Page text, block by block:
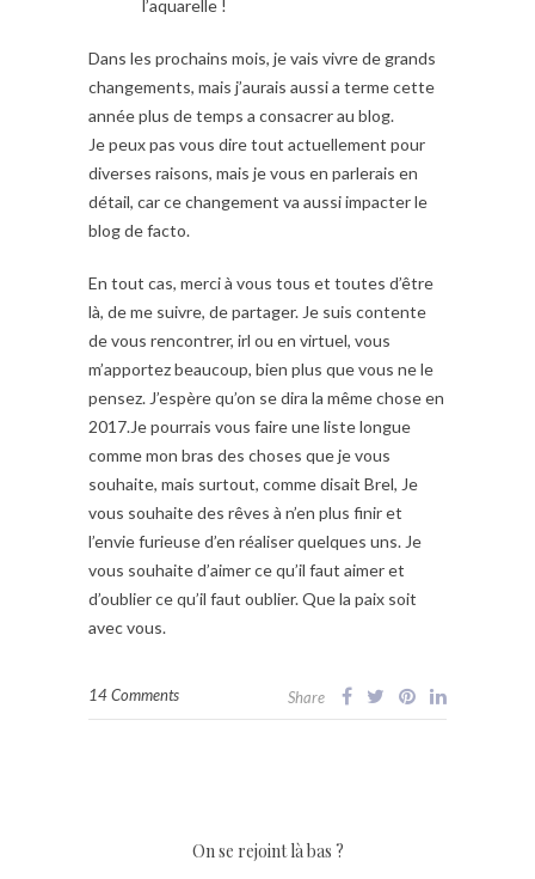
l’aquarelle !
Dans les prochains mois, je vais vivre de grands
changements, mais j’aurais aussi a terme cette
année plus de temps a consacrer au blog.
Je peux pas vous dire tout actuellement pour
diverses raisons, mais je vous en parlerais en
détail, car ce changement va aussi impacter le
blog de facto.
En tout cas, merci à vous tous et toutes d’être
là, de me suivre, de partager. Je suis contente
de vous rencontrer, irl ou en virtuel, vous
m’apportez beaucoup, bien plus que vous ne le
pensez. J’espère qu’on se dira la même chose en
2017.Je pourrais vous faire une liste longue
comme mon bras des choses que je vous
souhaite, mais surtout, comme disait Brel, Je
vous souhaite des rêves à n’en plus finir et
l’envie furieuse d’en réaliser quelques uns. Je
vous souhaite d’aimer ce qu’il faut aimer et
d’oublier ce qu’il faut oublier. Que la paix soit
avec vous.
14 Comments Share
On se rejoint là bas ?